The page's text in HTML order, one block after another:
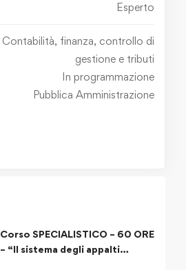
Esperto
Contabilità, finanza, controllo di
gestione e tributi
In programmazione
Pubblica Amministrazione
Corso SPECIALISTICO – 60 ORE
– “Il sistema degli appalti